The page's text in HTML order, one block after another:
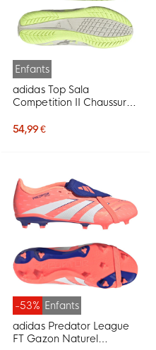
Enfants
adidas Top Sala
Competition II Chaussures
Enfants Gris Clair Vert
54,99 €
-53% Enfants
adidas Predator League
FT Gazon Naturel